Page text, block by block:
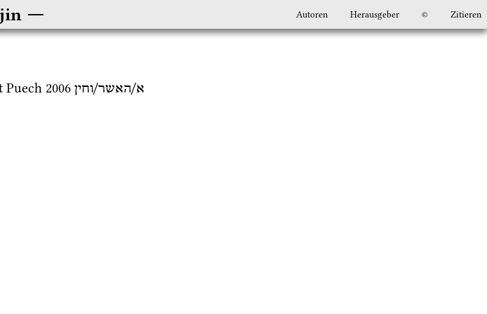
Autoren Herausgeber © Zitieren
Puech 2006 א/האשר/וחין